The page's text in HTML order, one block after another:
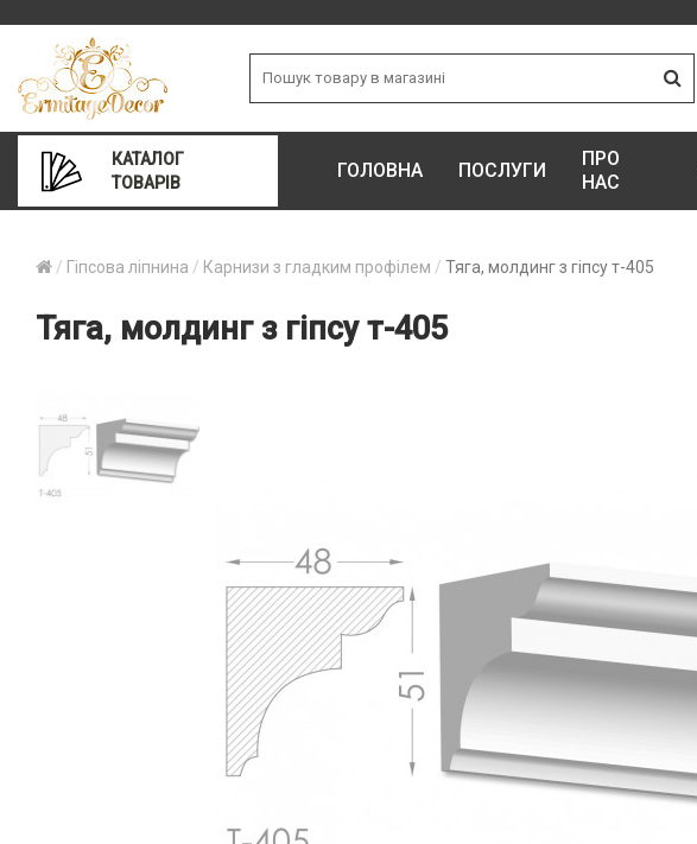
КАТАЛОГ
ТОВАРІВ
ГОЛОВНА ПОСЛУГИ
ПРО
НАС
Гіпсова ліпнина Карнизи з гладким профілем Тяга, молдинг з гіпсу т-405
Тяга, молдинг з гіпсу т-405